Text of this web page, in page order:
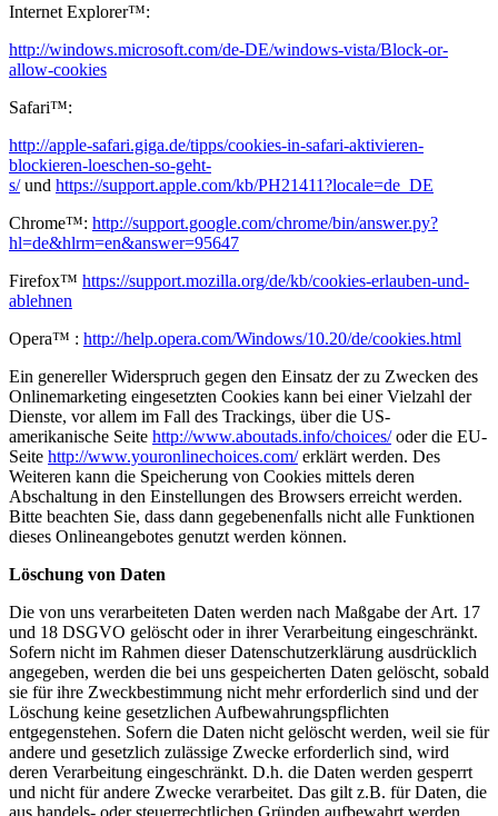
Internet Explorer™:
http://windows.microsoft.com/de-DE/windows-vista/Block-or-
allow-cookies
Safari™:
http://apple-safari.giga.de/tipps/cookies-in-safari-aktivieren-
blockieren-loeschen-so-geht-
s/und https://support.apple.com/kb/PH21411?locale=de_DE
Chrome™: http://support.google.com/chrome/bin/answer.py?
hl=de&hlrm=en&answer=95647
Firefox™ https://support.mozilla.org/de/kb/cookies-erlauben-und-
ablehnen
Opera™ : http://help.opera.com/Windows/10.20/de/cookies.html
Ein genereller Widerspruch gegen den Einsatz der zu Zwecken des
Onlinemarketing eingesetzten Cookies kann bei einer Vielzahl der
Dienste, vor allem im Fall des Trackings, über die US-
amerikanische Seite http://www.aboutads.info/choices/oder die EU-
Seite http://www.youronlinechoices.com/erklärt werden. Des
Weiteren kann die Speicherung von Cookies mittels deren
Abschaltung in den Einstellungen des Browsers erreicht werden.
Bitte beachten Sie, dass dann gegebenenfalls nicht alle Funktionen
dieses Onlineangebotes genutzt werden können.
Löschung von Daten
Die von uns verarbeiteten Daten werden nach Maßgabe der Art. 17
und 18 DSGVO gelöscht oder in ihrer Verarbeitung eingeschränkt.
Sofern nicht im Rahmen dieser Datenschutzerklärung ausdrücklich
angegeben, werden die bei uns gespeicherten Daten gelöscht, sobald
sie für ihre Zweckbestimmung nicht mehr erforderlich sind und der
Löschung keine gesetzlichen Aufbewahrungspflichten
entgegenstehen. Sofern die Daten nicht gelöscht werden, weil sie für
andere und gesetzlich zulässige Zwecke erforderlich sind, wird
deren Verarbeitung eingeschränkt. D.h. die Daten werden gesperrt
und nicht für andere Zwecke verarbeitet. Das gilt z.B. für Daten, die
aus handels- oder steuerrechtlichen Gründen aufbewahrt werden